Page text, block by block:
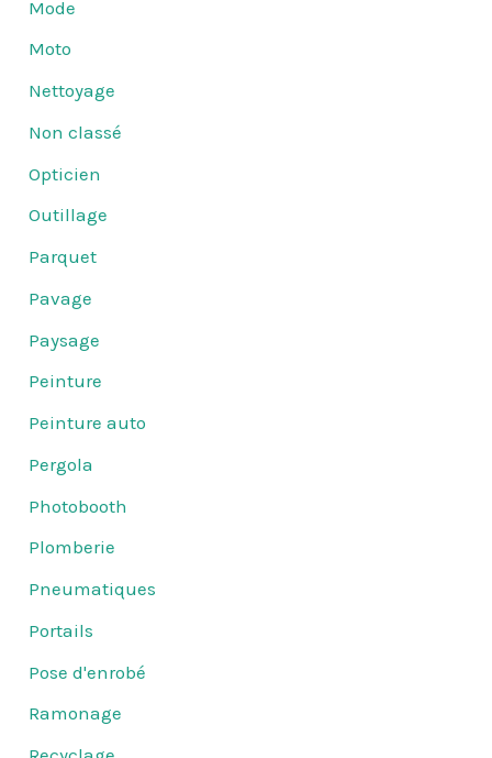
Mode
Moto
Nettoyage
Non classé
Opticien
Outillage
Parquet
Pavage
Paysage
Peinture
Peinture auto
Pergola
Photobooth
Plomberie
Pneumatiques
Portails
Pose d'enrobé
Ramonage